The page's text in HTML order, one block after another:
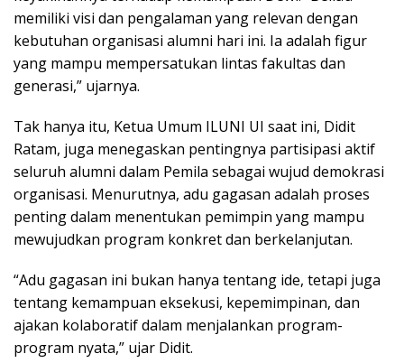
memiliki visi dan pengalaman yang relevan dengan
kebutuhan organisasi alumni hari ini. Ia adalah figur
yang mampu mempersatukan lintas fakultas dan
generasi,” ujarnya.
Tak hanya itu, Ketua Umum ILUNI UI saat ini, Didit
Ratam, juga menegaskan pentingnya partisipasi aktif
seluruh alumni dalam Pemila sebagai wujud demokrasi
organisasi. Menurutnya, adu gagasan adalah proses
penting dalam menentukan pemimpin yang mampu
mewujudkan program konkret dan berkelanjutan.
“Adu gagasan ini bukan hanya tentang ide, tetapi juga
tentang kemampuan eksekusi, kepemimpinan, dan
ajakan kolaboratif dalam menjalankan program-
program nyata,” ujar Didit.